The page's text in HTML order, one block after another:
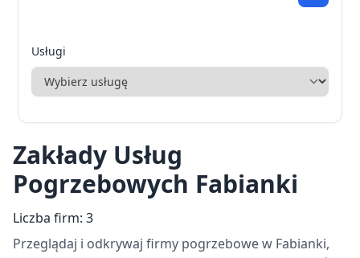
Usługi
Zakłady Usług
Pogrzebowych Fabianki
Liczba firm: 3
Przeglądaj i odkrywaj firmy pogrzebowe w Fabianki,